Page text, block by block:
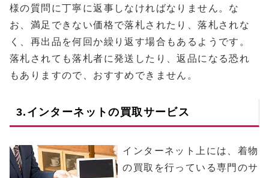
様の質問に丁寧に返事しなければなりません。な
お、満足できない価格で落札されたり、落札されな
く、再出品を何回か繰り返す場合もあるようです。
落札されても落札者に発送したり、返品になる恐れ
もありますので、おすすめできません。
3.インターネットの買取サービス
インターネット上には、着物
の買取を行っている専門のサ